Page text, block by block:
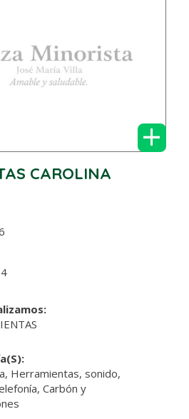
+
CAROLINA
Herramientas, sonido,
Carbón y